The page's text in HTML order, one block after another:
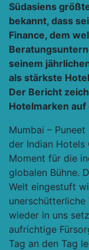
Südasiens
bekannt, dass
Finance, dem
seinem
als stärkste
Der Bericht
Hotelmarken auf
Mumbai –
der Indian Hotels
Moment für die
globalen Bühne.
Welt eingestuft
unerschütterliche
wieder in uns
aufrichtige
Tag an den Tag